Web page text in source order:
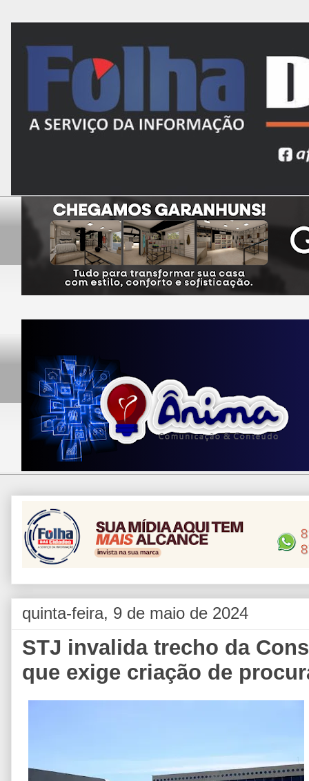
quinta-feira, 9 de maio de 2024
STJ invalida trecho da
que exige criação de